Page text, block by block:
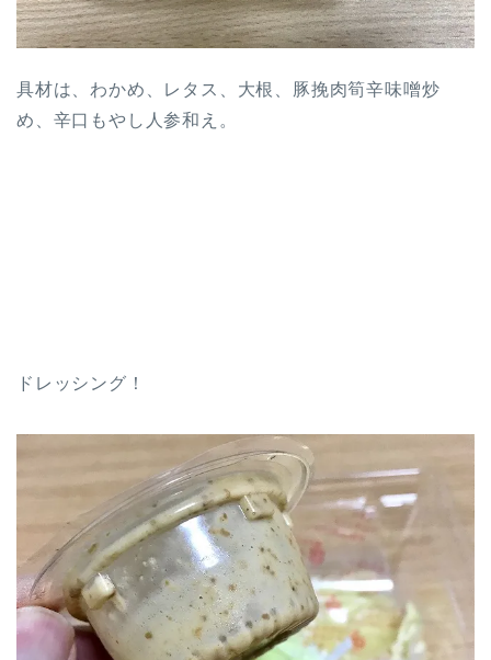
具材は、わかめ、レタス、大根、豚挽肉筍辛味噌炒
め、辛口もやし人参和え。
ドレッシング！